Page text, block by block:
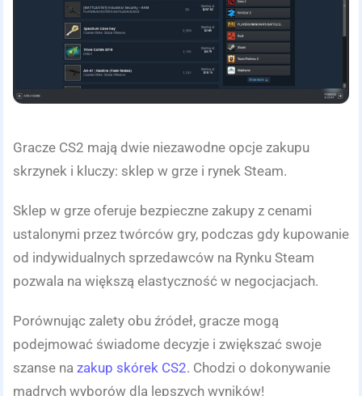
Gracze CS2 mają dwie niezawodne opcje zakupu
skrzynek i kluczy: sklep w grze i rynek Steam.
Sklep w grze oferuje bezpieczne zakupy z cenami
ustalonymi przez twórców gry, podczas gdy kupowanie
od indywidualnych sprzedawców na Rynku Steam
pozwala na większą elastyczność w negocjacjach.
Porównując zalety obu źródeł, gracze mogą
podejmować świadome decyzje i zwiększać swoje
szanse na zakup skórek CS2. Chodzi o dokonywanie
mądrych wyborów dla lepszych wyników!